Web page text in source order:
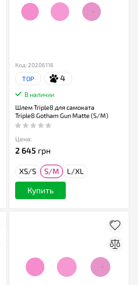
Код: 20206116
TOP 4
В наличии
Шлем Triple8 для самоката
Triple8 Gotham Gun Matte (S/M)
Цена:
2 645 грн
XS/S S/M L/XL
Купить